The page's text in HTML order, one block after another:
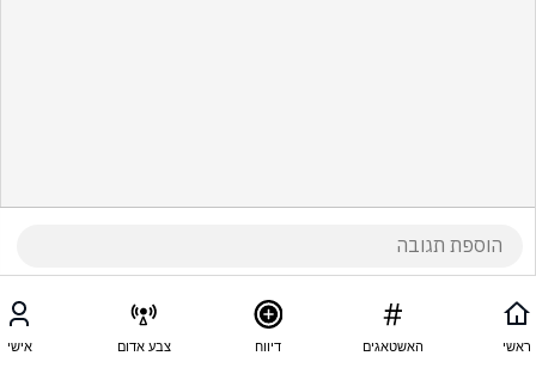
ראשי האשטאגים דיווח צבע אדום אישי